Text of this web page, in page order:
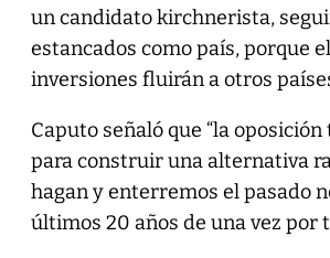
un candidato kirchnerista,
estancados como país, porque
inversiones fluirán a otros
Caputo señaló que “la
para construir una alternativa
hagan y enterremos el pasado
últimos 20 años de una vez por